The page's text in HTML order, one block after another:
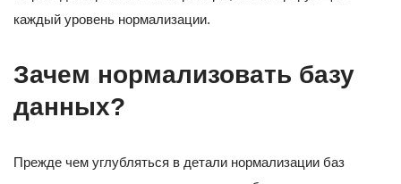
каждый уровень нормализации.
Зачем нормализовать базу
данных?
Прежде чем углубляться в детали нормализации баз